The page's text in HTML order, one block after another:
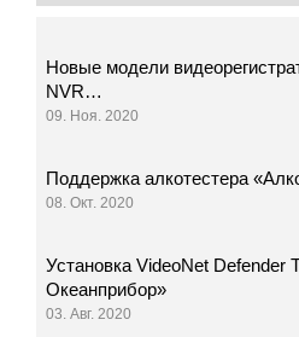
Новые модели
NVR…
09. Ноя. 2020
Поддержка алкотестера
08. Окт. 2020
Установка VideoNet Defender
Океанприбор»
03. Авг. 2020